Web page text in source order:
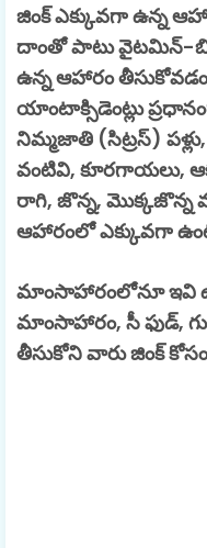
జింక్ ఎక్కువగా ఉన్న
దాంతో పాటు వైటమిన్-
ఉన్న ఆహారం
యాంటాక్సిడెంట్లు
నిమ్మజాతి (సిట్రస్)
వంటివి, కూరగాయలు,
రాగి, జొన్న, మొక్కజొన్న
ఆహారంలో ఎక్కువగా
మాంసాహారంలోనూ ఇవి
మాంసాహారం, సీ ఫుడ్,
తీసుకోని వారు జింక్